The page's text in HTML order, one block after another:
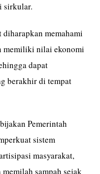
sirkular.
memahami
memiliki nilai ekonomi
dapat
berakhir di tempat
Pemerintah
sistem
masyarakat,
sampah sejak